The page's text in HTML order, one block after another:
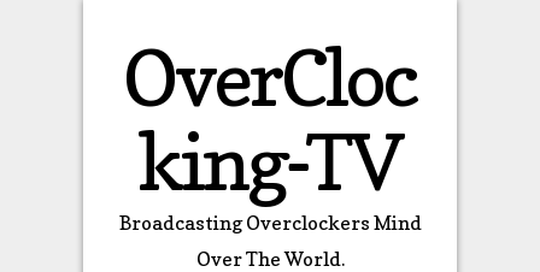
OverCloc
king-TV
Broadcasting Overclockers Mind
Over The World.